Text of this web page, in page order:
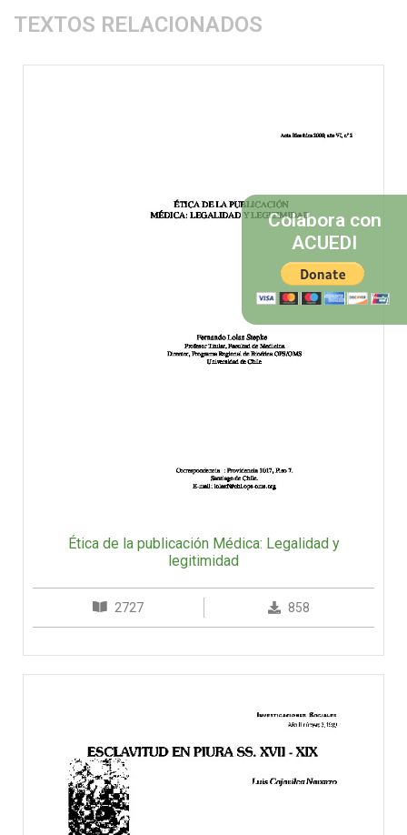
TEXTOS RELACIONADOS
Ética de la publicación Médica: Legalidad y
legitimidad
2727 858
Colabora con
ACUEDI